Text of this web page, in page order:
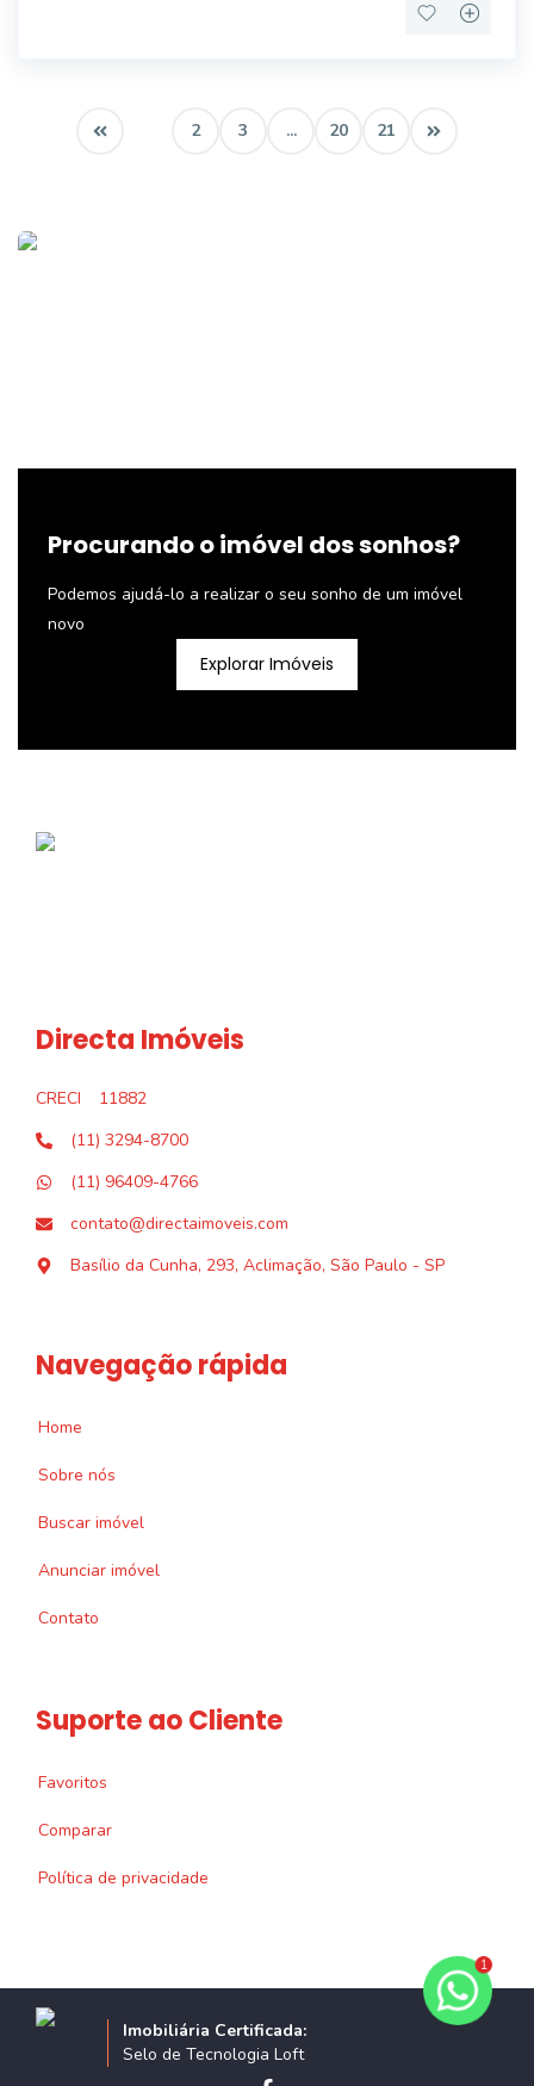
2 3 ... 20 21
Procurando o imóvel dos sonhos?
Podemos ajudá-lo a realizar o seu sonho de um imóvel
novo
Explorar Imóveis
Directa Imóveis
CRECI
11882
(11) 3294-8700
(11) 96409-4766
contato@directaimoveis.com
Basílio da Cunha, 293, Aclimação, São Paulo - SP
Navegação rápida
Home
Sobre nós
Buscar imóvel
Anunciar imóvel
Contato
Suporte ao Cliente
Favoritos
Comparar
Política de privacidade
Imobiliária Certificada:
Selo de Tecnologia Loft
1